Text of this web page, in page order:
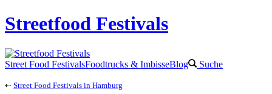
Streetfood Festivals
Street Food FestivalsFoodtrucks & ImbisseBlog Suche
⇠ Street Food Festivals in Hamburg